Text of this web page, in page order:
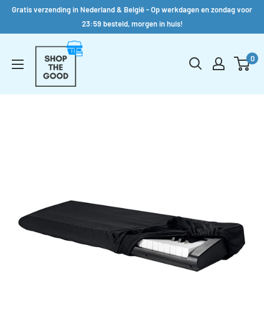
naar
Gratis verzending in Nederland & België - Op werkdagen en zondag voor
23:59 besteld, morgen in huis!
Shop
the
Good
0